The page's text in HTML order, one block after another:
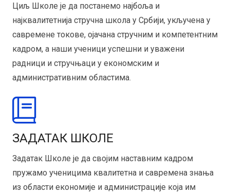
Циљ Школе је да постанемо најбоља и
најквалитетнија стручна школа у Србији, укључена у
савремене токове, ојачана стручним и компетентним
кадром, а наши ученици успешни и уважени
радници и стручњаци у економским и
административним областима.
ЗАДАТАК ШКОЛЕ
Задатак Школе је да својим наставним кадром
пружамо ученицима квалитетна и савремена знања
из области економије и администрације која им